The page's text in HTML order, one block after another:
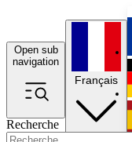
Open sub
navigation
Recherche
Français